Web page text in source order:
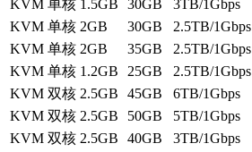
KVM 单核 1.5GB 30GB 3TB/1Gbps
KVM 单核 2GB 30GB 2.5TB/1Gbps
KVM 单核 2GB 35GB 2.5TB/1Gbps
KVM 单核 1.2GB 25GB 2.5TB/1Gbps
KVM 双核 2.5GB 45GB 6TB/1Gbps
KVM 双核 2.5GB 50GB 5TB/1Gbps
KVM 双核 2.5GB 40GB 3TB/1Gbps